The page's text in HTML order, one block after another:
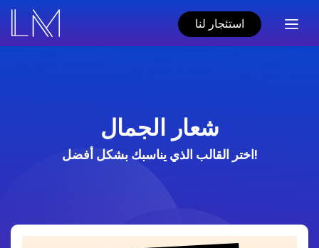
استئجار لنا
شعار الجمال
اختر القالب الذي يناسبك بشكل أفضل!